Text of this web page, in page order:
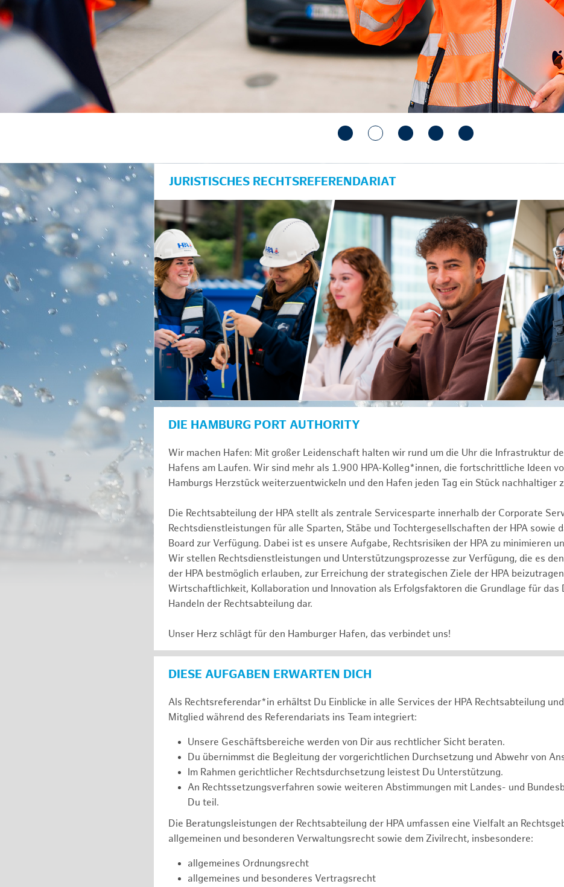
anzeigen/schließen
JURISTISCHES RECHTSREFERENDARIAT
DIE HAMBURG PORT AUTHORITY
Wir machen Hafen: Mit großer Leidenschaft halten wir rund um die Uhr die Infrastruktur
Hafens am Laufen. Wir sind mehr als 1.900 HPA-Kolleg*innen, die fortschrittliche Ideen
Hamburgs Herzstück weiterzuentwickeln und den Hafen jeden Tag ein Stück nachhaltiger
Die Rechtsabteilung der HPA stellt als zentrale Servicesparte innerhalb der Corporate
Rechtsdienstleistungen für alle Sparten, Stäbe und Tochtergesellschaften der HPA sowie
Board zur Verfügung. Dabei ist es unsere Aufgabe, Rechtsrisiken der HPA zu minimieren
Wir stellen Rechtsdienstleistungen und Unterstützungsprozesse zur Verfügung, die es
der HPA bestmöglich erlauben, zur Erreichung der strategischen Ziele der HPA
Wirtschaftlichkeit, Kollaboration und Innovation als Erfolgsfaktoren die Grundlage für das
Handeln der Rechtsabteilung dar.
Unser Herz schlägt für den Hamburger Hafen, das verbindet uns!
DIESE AUFGABEN ERWARTEN DICH
Als Rechtsreferendar*in erhältst Du Einblicke in alle Services der HPA Rechtsabteilung
Mitglied während des Referendariats ins Team integriert:
Unsere Geschäftsbereiche werden von Dir aus rechtlicher Sicht beraten.
Du übernimmst die Begleitung der vorgerichtlichen Durchsetzung und Abwehr von
Im Rahmen gerichtlicher Rechtsdurchsetzung leistest Du Unterstützung.
An Rechtssetzungsverfahren sowie weiteren Abstimmungen mit Landes- und
Du teil.
Die Beratungsleistungen der Rechtsabteilung der HPA umfassen eine Vielfalt an
allgemeinen und besonderen Verwaltungsrecht sowie dem Zivilrecht, insbesondere:
allgemeines Ordnungsrecht
allgemeines und besonderes Vertragsrecht